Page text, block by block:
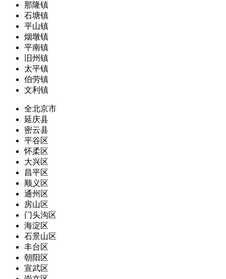
那隆镇
石塘镇
平山镇
烟墩镇
平南镇
旧州镇
太平镇
伯劳镇
文利镇
全北京市
延庆县
密云县
平谷区
怀柔区
大兴区
昌平区
顺义区
通州区
房山区
门头沟区
海淀区
石景山区
丰台区
朝阳区
宣武区